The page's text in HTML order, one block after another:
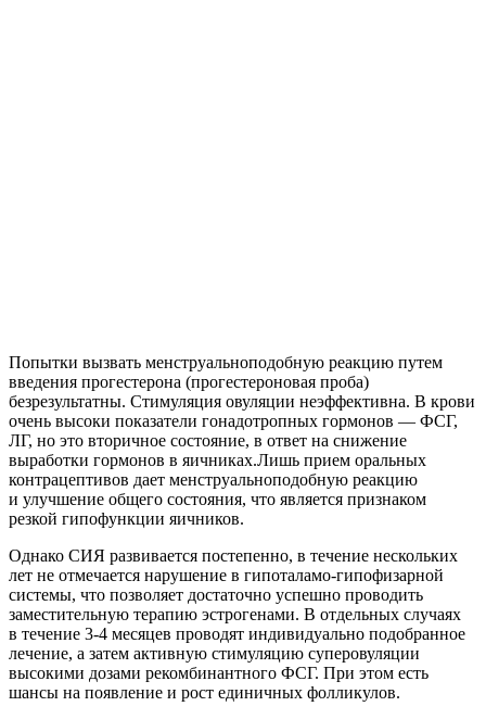
Попытки вызвать менструальноподобную реакцию путем
введения прогестерона (прогестероновая проба)
безрезультатны. Стимуляция овуляции неэффективна. В крови
очень высоки показатели гонадотропных гормонов — ФСГ,
ЛГ, но это вторичное состояние, в ответ на снижение
выработки гормонов в яичниках.Лишь прием оральных
контрацептивов дает менструальноподобную реакцию
и улучшение общего состояния, что является признаком
резкой гипофункции яичников.
Однако СИЯ развивается постепенно, в течение нескольких
лет не отмечается нарушение в гипоталамо-гипофизарной
системы, что позволяет достаточно успешно проводить
заместительную терапию эстрогенами. В отдельных случаях
в течение 3-4 месяцев проводят индивидуально подобранное
лечение, а затем активную стимуляцию суперовуляции
высокими дозами рекомбинантного ФСГ. При этом есть
шансы на появление и рост единичных фолликулов.